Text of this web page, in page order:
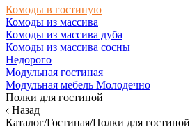
Комоды в гостиную
Комоды из массива
Комоды из массива дуба
Комоды из массива сосны
Недорого
Модульная гостиная
Модульная мебель Молодечно
Полки для гостиной
Назад
Каталог/Гостиная/Полки для гостиной